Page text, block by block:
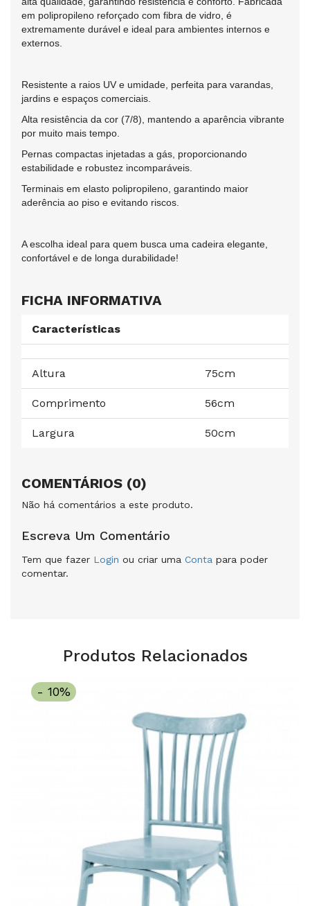
em polipropileno reforçado com fibra de vidro, é
extremamente durável e ideal para ambientes internos e
externos.
Resistente a raios UV e umidade, perfeita para varandas,
jardins e espaços comerciais.
Alta resistência da cor (7/8), mantendo a aparência vibrante
por muito mais tempo.
Pernas compactas injetadas a gás, proporcionando
estabilidade e robustez incomparáveis.
Terminais em elasto polipropileno, garantindo maior
aderência ao piso e evitando riscos.
A escolha ideal para quem busca uma cadeira elegante,
confortável e de longa durabilidade!
FICHA INFORMATIVA
Características
Altura 75cm
Comprimento 56cm
Largura 50cm
COMENTÁRIOS (0)
Não há comentários a este produto.
Escreva Um Comentário
Tem que fazer Login ou criar uma Conta para poder
comentar.
Produtos Relacionados
- 10%